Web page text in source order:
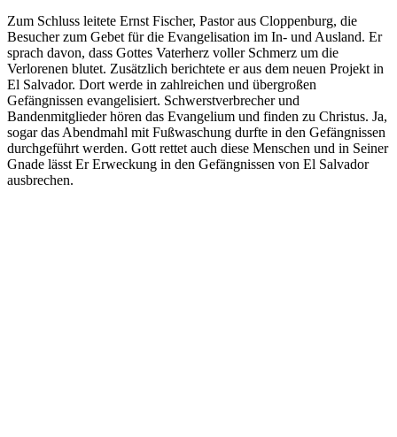
Zum Schluss leitete Ernst Fischer, Pastor aus Cloppenburg, die
Besucher zum Gebet für die Evangelisation im In- und Ausland. Er
sprach davon, dass Gottes Vaterherz voller Schmerz um die
Verlorenen blutet. Zusätzlich berichtete er aus dem neuen Projekt in
El Salvador. Dort werde in zahlreichen und übergroßen
Gefängnissen evangelisiert. Schwerstverbrecher und
Bandenmitglieder hören das Evangelium und finden zu Christus. Ja,
sogar das Abendmahl mit Fußwaschung durfte in den Gefängnissen
durchgeführt werden. Gott rettet auch diese Menschen und in Seiner
Gnade lässt Er Erweckung in den Gefängnissen von El Salvador
ausbrechen.